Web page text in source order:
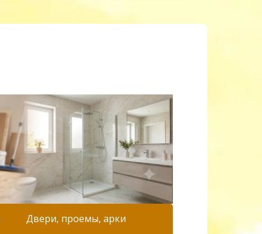
Двери, проемы, арки